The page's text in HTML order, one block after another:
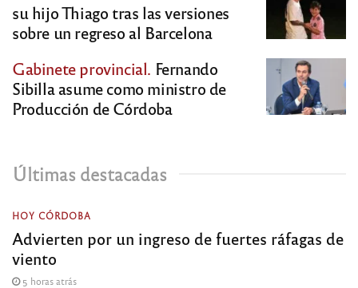
su hijo Thiago tras las versiones
sobre un regreso al Barcelona
Gabinete provincial. Fernando
Sibilla asume como ministro de
Producción de Córdoba
Últimas destacadas
HOY CÓRDOBA
Advierten por un ingreso de fuertes ráfagas de
viento
5 horas atrás